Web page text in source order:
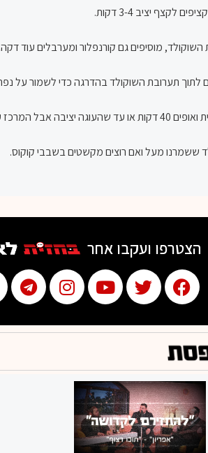
לקצף יציב 3-4 דקות.
השוקולד, מוסיפים גם קורנפלור ומערבלים עוד דקה.
תערובת השוקולד בהדרגה כדי לשמור על נפח
לפחות שעה לפני ההגשה.
ששמרנו מעל ואם רוצים מקשטים בשבבי קוקוס.
הצטרפו ועקבו אחר